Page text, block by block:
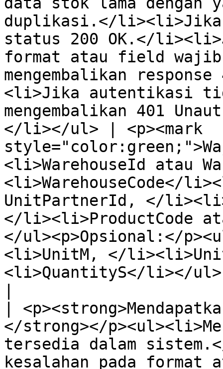
duplikasi.</li><li>Jika
status 200 OK.</
format atau field
mengembalikan
<li>Jika autentikasi
mengembalikan 401
</li></ul> | <p><mark
<li>WarehouseId atau
<li>WarehouseCode</
UnitPartnerId, </
</li><li>ProductCode
</ul><p>Opsional:</
<li>UnitM, </
<li>QuantityS</li></ul>
|
</strong></
tersedia dalam
kesalahan pada